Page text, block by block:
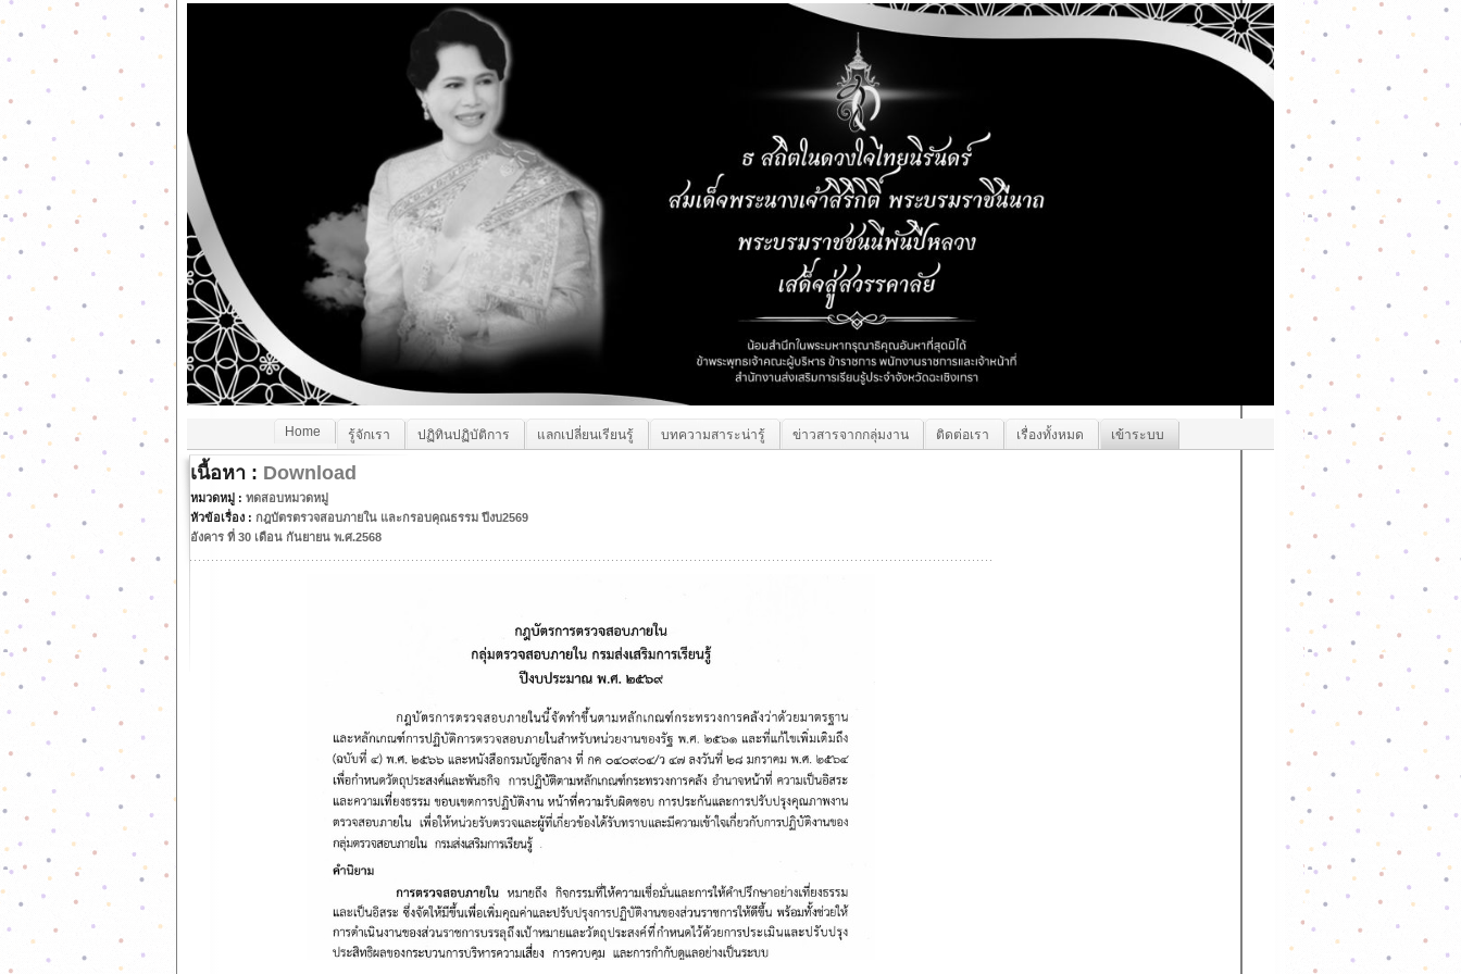
Home รู้จักเรา ปฏิทินปฏิบัติการ แลกเปลี่ยนเรียนรู้ บทความสาระน่ารู้ ข่าวสารจากกลุ่มงาน ติดต่อเรา เรื่องทั้งหมด เข้าระบบ
เนื้อหา : Download
หมวดหมู่ : ทดสอบหมวดหมู่
หัวข้อเรื่อง : กฎบัตรตรวจสอบภายใน และกรอบคุณธรรม ปีงบ2569
อังคาร ที่ 30 เดือน กันยายน พ.ศ.2568